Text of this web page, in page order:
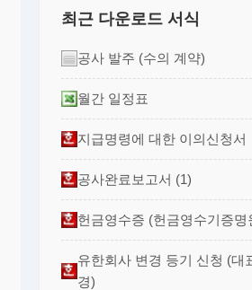
최근 다운로드 서식
공사 발주 (수의 계약)
월간 일정표
지급명령에 대한 이의신청서
공사완료보고서 (1)
헌금영수증 (헌금영수기증명
유한회사 변경 등기 신청 (대
경)